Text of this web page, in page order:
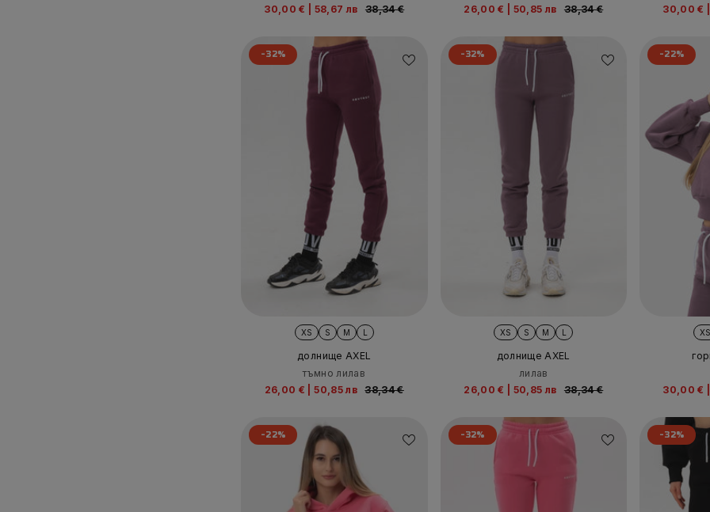
30,00 €
58,67 лв 38,34 €
26,00 €
50,85 лв 38,34 €
30,00 €
-32%
XS S M L
долнище AXEL
тъмно лилав
26,00 €
50,85 лв 38,34 €
-32%
XS S M L
долнище AXEL
лилав
26,00 €
50,85 лв 38,34 €
-22%
XS
30,00 €
-22% -32% -32%